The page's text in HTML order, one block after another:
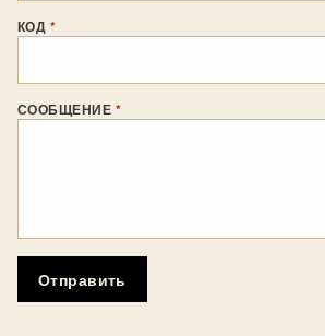
КОД *
СООБЩЕНИЕ *
Отправить